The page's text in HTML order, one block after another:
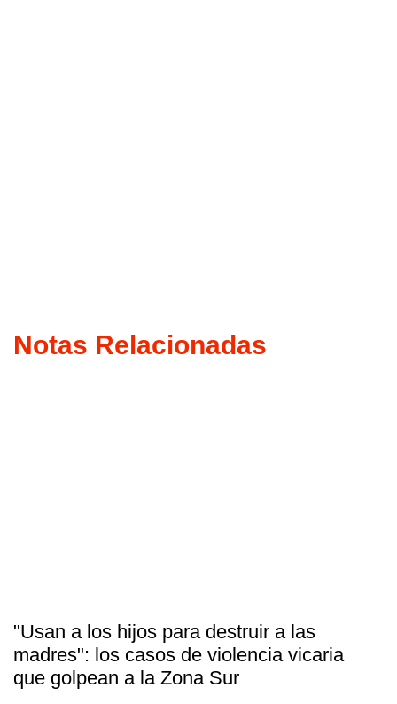
Notas Relacionadas
"Usan a los hijos para destruir a las
madres": los casos de violencia vicaria
que golpean a la Zona Sur